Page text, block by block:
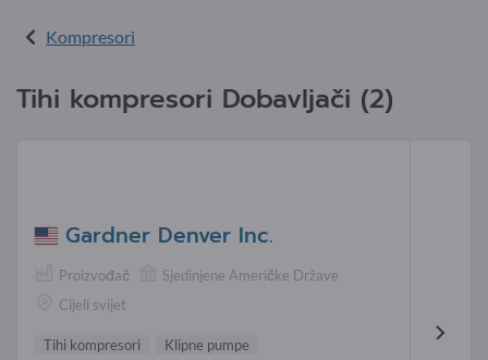
Kompresori
Tihi kompresori Dobavljači (2)
Gardner Denver Inc.
Proizvođač
Sjedinjene Američke Države
Cijeli svijet
Tihi kompresori
Klipne pumpe